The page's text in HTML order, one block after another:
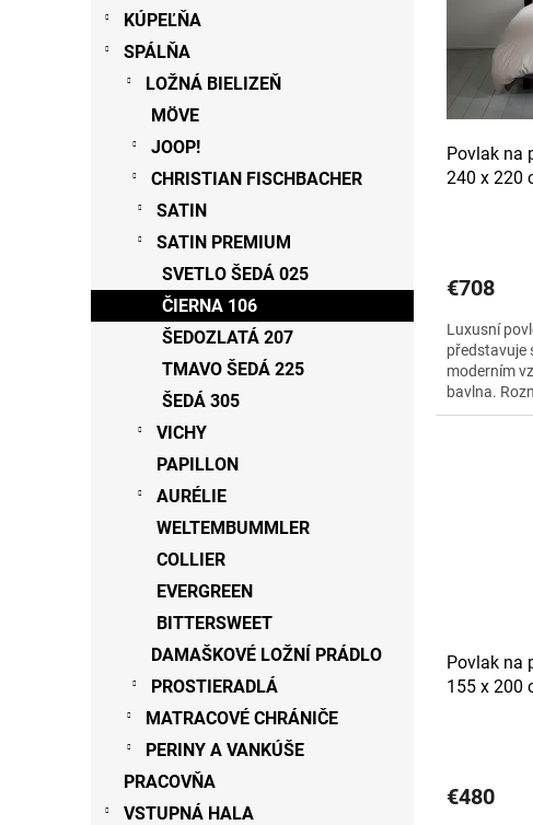
KÚPEĽŇA
SPÁLŇA
LOŽNÁ BIELIZEŇ
MÖVE
JOOP!
CHRISTIAN FISCHBACHER
SATIN
SATIN PREMIUM
SVETLO ŠEDÁ 025
ČIERNA 106
ŠEDOZLATÁ 207
TMAVO ŠEDÁ 225
ŠEDÁ 305
VICHY
PAPILLON
AURÉLIE
WELTEMBUMMLER
COLLIER
EVERGREEN
BITTERSWEET
DAMAŠKOVÉ LOŽNÍ PRÁDLO
PROSTIERADLÁ
MATRACOVÉ CHRÁNIČE
PERINY A VANKÚŠE
PRACOVŇA
VSTUPNÁ HALA
Povlak na
240 x 220
€708
Luxusní
představuje
moderním
bavlna.
Povlak na
155 x 200
€480